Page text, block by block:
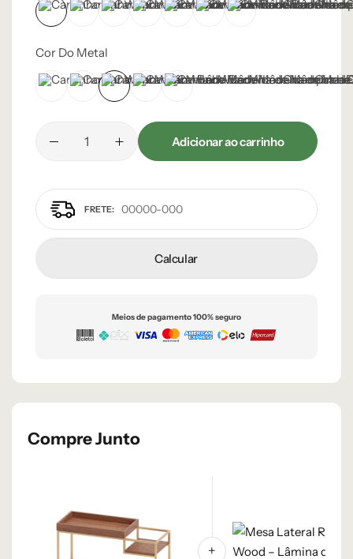
CastanhoChampanheCinza Grafite Metalizado
ÉbanoFrapêLâmina Off-White
Natural
Cor Do Metal
ChampanheCinza Grafite Metalizado
DouradoFrapêPreto
Adicionar ao carrinho
Calcular
Meios de pagamento 100% seguro
Compre Junto